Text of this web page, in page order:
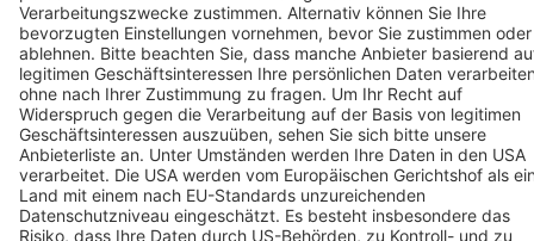
Termin eintragen